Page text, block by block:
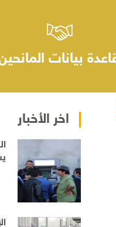
بيانات
اخر الأخبار